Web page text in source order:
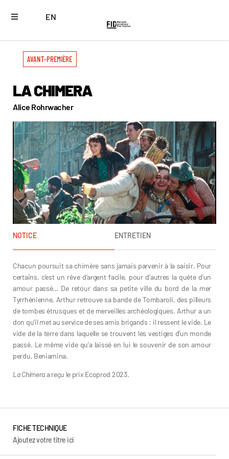
EN
AVANT-PREMIÈRE
LA CHIMERA
Alice Rohrwacher
NOTICE ENTRETIEN
Chacun poursuit sa chimère sans jamais parvenir à la saisir. Pour
certains, c’est un rêve d’argent facile, pour d’autres la quête d’un
amour passé… De retour dans sa petite ville du bord de la mer
Tyrrhénienne, Arthur retrouve sa bande de Tombaroli, des pilleurs
de tombes étrusques et de merveilles archéologiques. Arthur a un
don qu’il met au service de ses amis brigands : il ressent le vide. Le
vide de la terre dans laquelle se trouvent les vestiges d’un monde
passé. Le même vide qu’a laissé en lui le souvenir de son amour
perdu, Beniamina.
La Chimeraa reçu le prix Ecoprod 2023.
FICHE TECHNIQUE
Ajoutez votre titre ici